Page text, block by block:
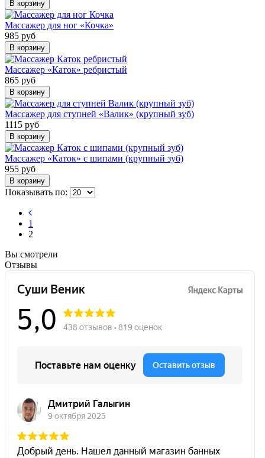
В корзину
Массажер для ног «Кочка»
985 руб
В корзину
Массажер «Каток» ребристый
865 руб
В корзину
Массажер для ступней «Валик» (крупный зуб)
1115 руб
В корзину
Массажер «Каток» с шипами (крупный зуб)
955 руб
В корзину
Показывать по:
1
2
Вы смотрели
Отзывы